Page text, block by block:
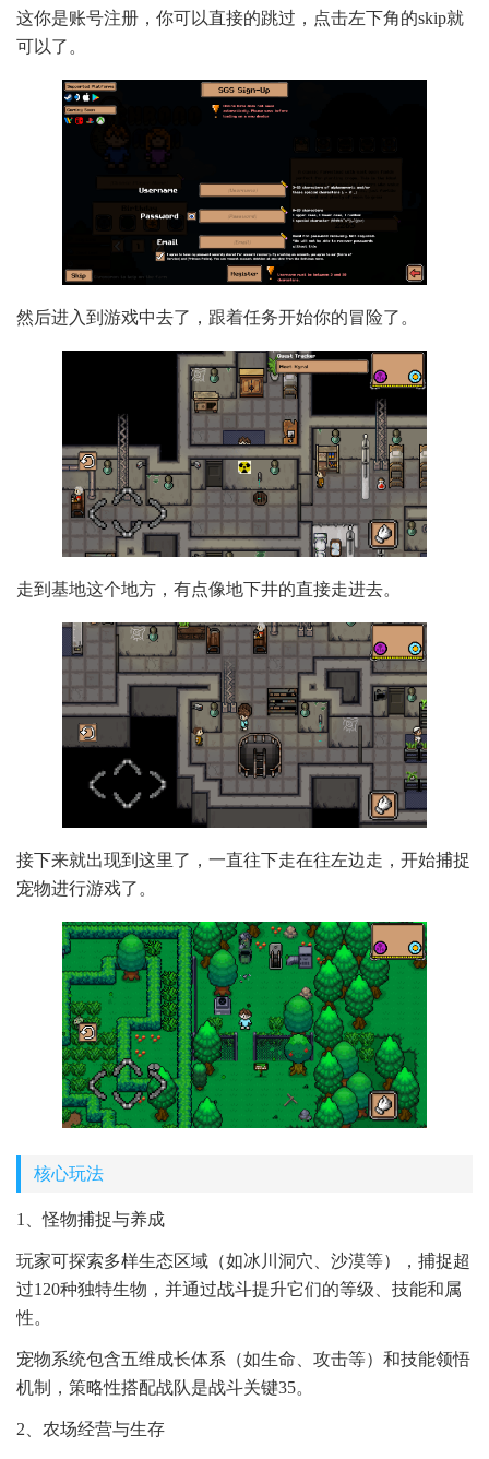
这你是账号注册，你可以直接的跳过，点击左下角的skip就
可以了。
然后进入到游戏中去了，跟着任务开始你的冒险了。
走到基地这个地方，有点像地下井的直接走进去。
接下来就出现到这里了，一直往下走在往左边走，开始捕捉
宠物进行游戏了。
核心玩法
1、怪物捕捉与养成
玩家可探索多样生态区域（如冰川洞穴、沙漠等），捕捉超
过120种独特生物，并通过战斗提升它们的等级、技能和属
性。
宠物系统包含五维成长体系（如生命、攻击等）和技能领悟
机制，策略性搭配战队是战斗关键35。
2、农场经营与生存